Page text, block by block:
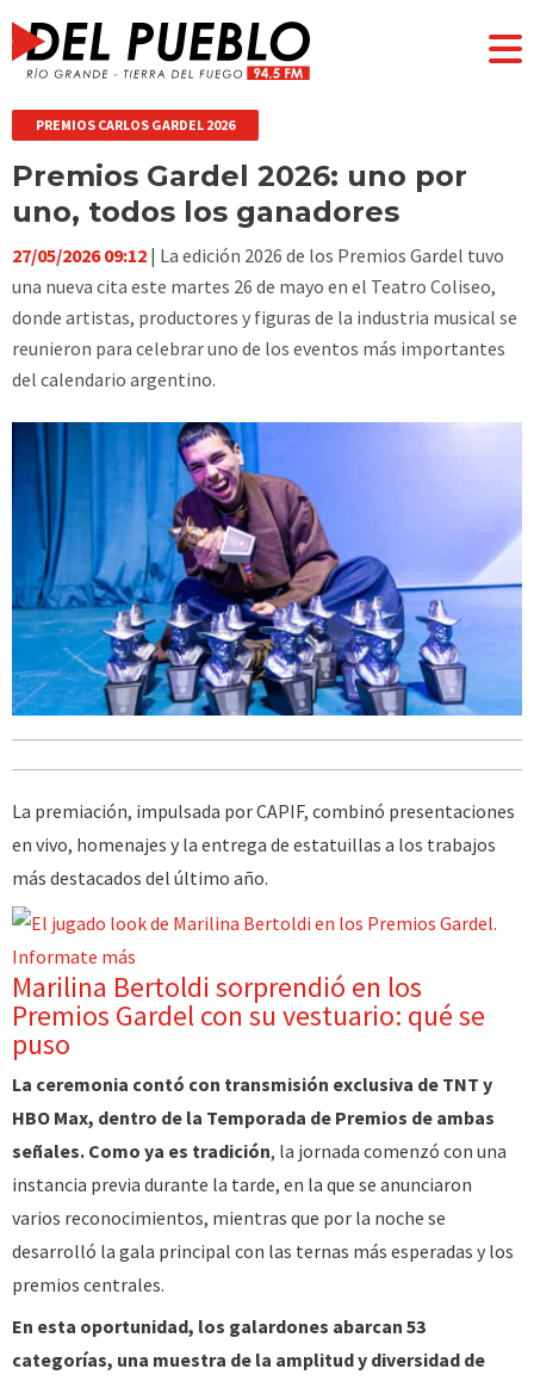
PREMIOS CARLOS GARDEL 2026
Premios Gardel 2026: uno por
uno, todos los ganadores
27/05/2026 09:12 | La edición 2026 de los Premios Gardel tuvo
una nueva cita este martes 26 de mayo en el Teatro Coliseo,
donde artistas, productores y figuras de la industria musical se
reunieron para celebrar uno de los eventos más importantes
del calendario argentino.
La premiación, impulsada por CAPIF, combinó presentaciones
en vivo, homenajes y la entrega de estatuillas a los trabajos
más destacados del último año.
Informate más
Marilina Bertoldi sorprendió en los
Premios Gardel con su vestuario: qué se
puso
La ceremonia contó con transmisión exclusiva de TNT y
HBO Max, dentro de la Temporada de Premios de ambas
señales. Como ya es tradición, la jornada comenzó con una
instancia previa durante la tarde, en la que se anunciaron
varios reconocimientos, mientras que por la noche se
desarrolló la gala principal con las ternas más esperadas y los
premios centrales.
En esta oportunidad, los galardones abarcan 53
categorías, una muestra de la amplitud y diversidad de